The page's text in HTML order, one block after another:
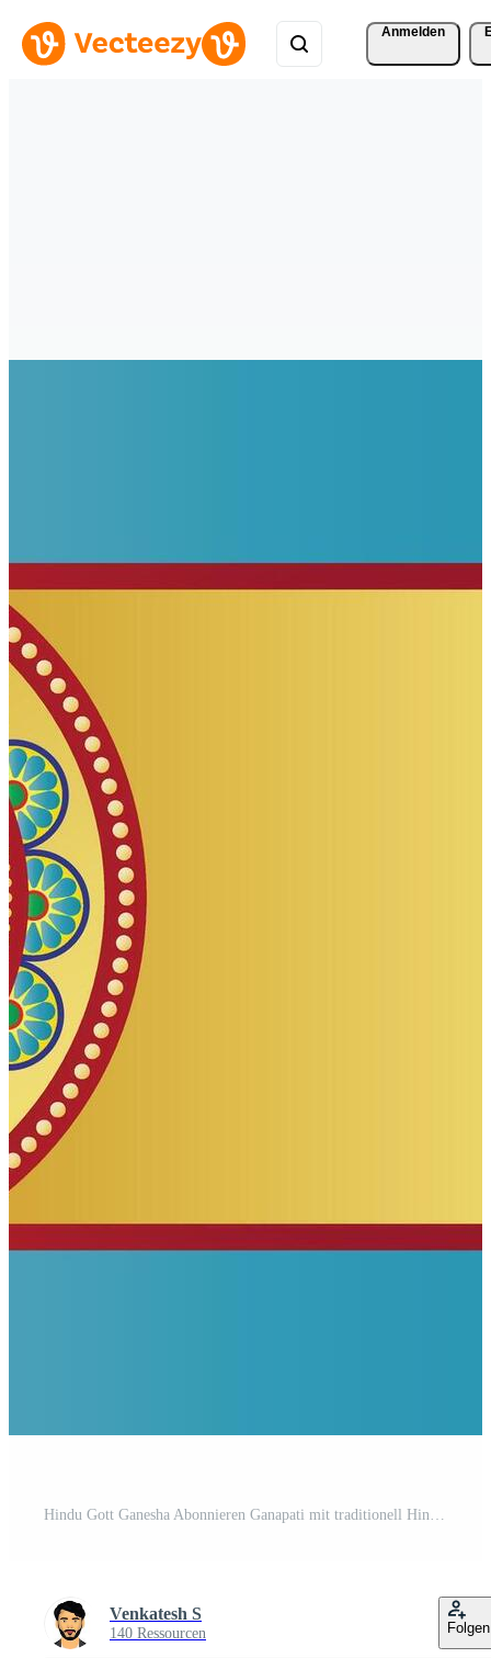
Anmelden
Hindu Gott Ganesha Abonnieren Ganapati mit traditionell Hintergrund Illustration Pro Vektor
Venkatesh S
140 Ressourcen Folgen